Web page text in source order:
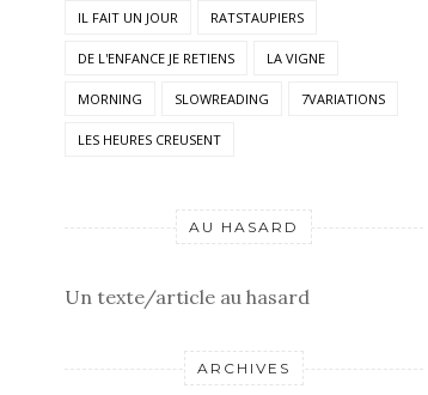
IL FAIT UN JOUR RATSTAUPIERS
DE L'ENFANCE JE RETIENS LA VIGNE
MORNING SLOWREADING 7VARIATIONS
LES HEURES CREUSENT
AU HASARD
Un texte/article au hasard
ARCHIVES